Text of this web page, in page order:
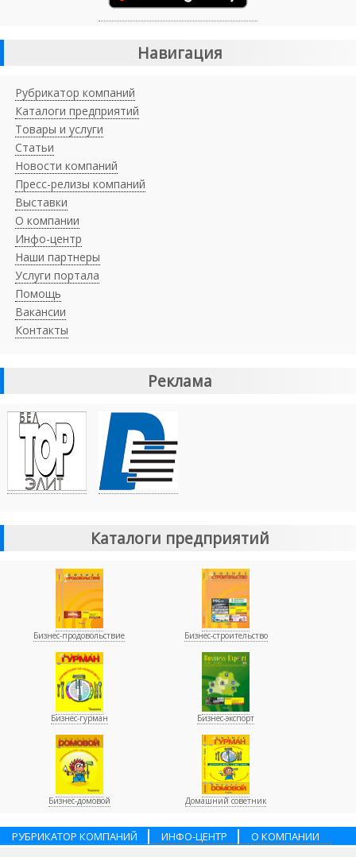
Навигация
Рубрикатор компаний
Каталоги предприятий
Товары и услуги
Статьи
Новости компаний
Пресс-релизы компаний
Выставки
О компании
Инфо-центр
Наши партнеры
Услуги портала
Помощь
Вакансии
Контакты
Реклама
Каталоги предприятий
Бизнес-продовольствие Бизнес-строительство
Бизнес-гурман Бизнес-экспорт
Бизнес-домовой Домашний советник
РУБРИКАТОР КОМПАНИЙ ИНФО-ЦЕНТР
О КОМПАНИИ